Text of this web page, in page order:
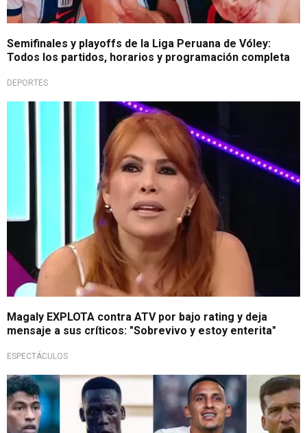
Semifinales y playoffs de la Liga Peruana de Vóley:
Todos los partidos, horarios y programación completa
DEPORTES
Magaly EXPLOTA contra ATV por bajo rating y deja
mensaje a sus críticos: "Sobrevivo y estoy enterita"
ESPECTÁCULOS
Todo listo